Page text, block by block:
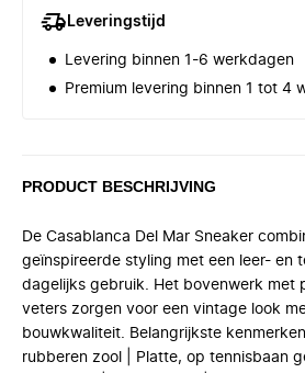
Leveringstijd
Levering binnen 1-6 werkdagen
Premium levering binnen 1 tot 4
PRODUCT BESCHRIJVING
De Casablanca Del Mar Sneaker
geïnspireerde styling met een leer- en
dagelijks gebruik. Het bovenwerk met
veters zorgen voor een vintage look
bouwkwaliteit. Belangrijkste
rubberen zool | Platte, op tennisbaan